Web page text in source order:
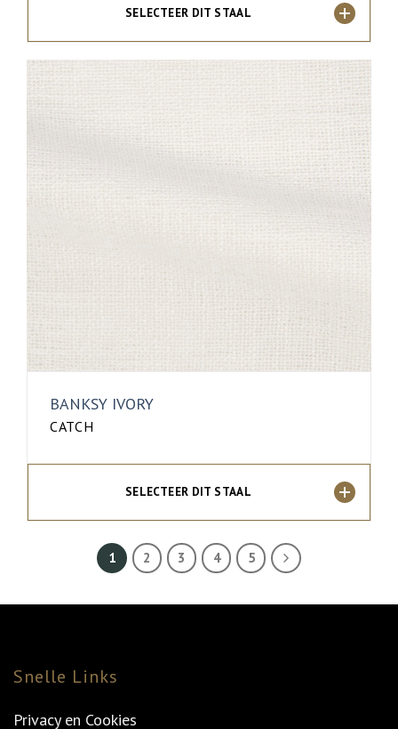
SELECTEER DIT STAAL
BANKSY IVORY
CATCH
SELECTEER DIT STAAL
1 2 3 4 5
Snelle Links
Privacy en Cookies